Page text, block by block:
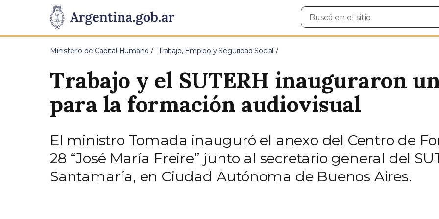
Presidencia
de
Pasar al contenido principal
Buscar
en
Ministerio de Capital Humano Trabajo, Empleo y Seguridad Social
Trabajo y el SUTERH inauguraron
para la formación audiovisual
El ministro Tomada inauguró el anexo del Centro de
28 “José María Freire” junto al secretario general del
Santamaría, en Ciudad Autónoma de Buenos Aires.